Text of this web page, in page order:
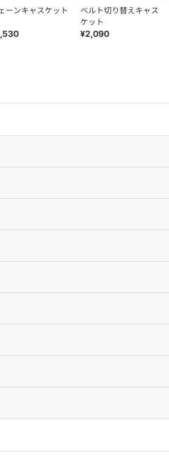
ーンキャスケット
ベルト切り替えキャス
ケット
¥2,090